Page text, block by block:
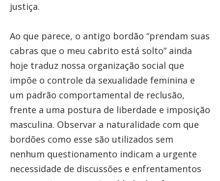
justiça.
Ao que parece, o antigo bordão “prendam suas
cabras que o meu cabrito está solto” ainda
hoje traduz nossa organização social que
impõe o controle da sexualidade feminina e
um padrão comportamental de reclusão,
frente a uma postura de liberdade e imposição
masculina. Observar a naturalidade com que
bordões como esse são utilizados sem
nenhum questionamento indicam a urgente
necessidade de discussões e enfrentamentos